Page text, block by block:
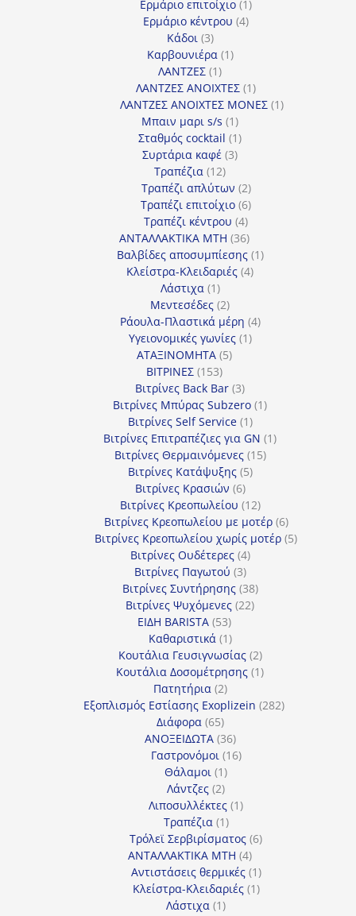
προϊόντα
Ερμάριο επιτοίχιο 11
προϊόν
Ερμάριο κέντρου 44
Κάδοι 33
προϊόντα
Καρβουνιέρα 11
ΛΑΝΤΖΕΣ 11
προϊόν
ΛΑΝΤΖΕΣ ΑΝΟΙΧΤΕΣ 11
προϊόν
ΛΑΝΤΖΕΣ ΑΝΟΙΧΤΕΣ ΜΟΝΕΣ 11
Μπαιν μαρι s/s 11
προϊόν
Σταθμός cocktail 11
Συρτάρια καφέ 33
Τραπέζια 1212
προϊόντα
Τραπέζι απλύτων 22
προϊόντα
Τραπέζι επιτοίχιο 66
προϊόντα
Τραπέζι κέντρου 44
προϊόντα
ΑΝΤΑΛΛΑΚΤΙΚΑ MTH 3636
προϊόντα
Βαλβίδες αποσυμπίεσης 11
Κλείστρα-Κλειδαριές 44
Λάστιχα 11
προϊόν
Μεντεσέδες 22
προϊόντα
Ράουλα-Πλαστικά μέρη 44
Υγειονομικές γωνίες 11
ΑΤΑΞΙΝΟΜΗΤΑ 55
ΒΙΤΡΙΝΕΣ 153153
προϊόντα
Βιτρίνες Back Bar 33
προϊόντα
Βιτρίνες Mπύρας Subzero 11
Βιτρίνες Self Service 11
προϊόν
Βιτρίνες Επιτραπέζιες για GN 11
Βιτρίνες Θερμαινόμενες 1515
Βιτρίνες Κατάψυξης 55
Βιτρίνες Κρασιών 66
προϊόντα
Βιτρίνες Κρεοπωλείου 1212
προϊόντα
Βιτρίνες Κρεοπωλείου με μοτέρ 66
προϊόντα
Βιτρίνες Κρεοπωλείου χωρίς μοτέρ 55
Βιτρίνες Ουδέτερες 44
προϊόντα
Βιτρίνες Παγωτού 33
προϊόντα
Βιτρίνες Συντήρησης 3838
προϊόντα
Βιτρίνες Ψυχόμενες 2222
ΕΙΔΗ BARISTA 5353
προϊόντα
Καθαριστικά 11
προϊόν
Κουτάλια Γευσιγνωσίας 22
προϊόντα
Κουτάλια Δοσομέτρησης 11
Πατητήρια 22
προϊόντα
Εξοπλισμός Εστίασης Exoplizein 282282
Διάφορα 6565
προϊόντα
ΑΝΟΞΕΙΔΩΤΑ 3636
προϊόντα
Γαστρονόμοι 1616
Θάλαμοι 11
προϊόν
Λάντζες 22
προϊόντα
Λιποσυλλέκτες 11
Τραπέζια 11
προϊόν
Τρόλεϊ Σερβιρίσματος 66
ΑΝΤΑΛΛΑΚΤΙΚΑ MTH 44
προϊόντα
Αντιστάσεις θερμικές 11
προϊόν
Κλείστρα-Κλειδαριές 11
Λάστιχα 11